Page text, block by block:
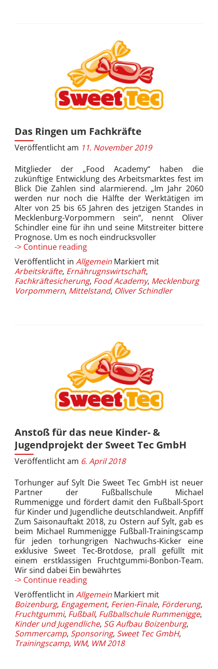
Das Ringen um Fachkräfte
Veröffentlicht am 11. November 2019
Mitglieder der „Food Academy“ haben die
zukünftige Entwicklung des Arbeitsmarktes fest im
Blick Die Zahlen sind alarmierend. „Im Jahr 2060
werden nur noch die Hälfte der Werktätigen im
Alter von 25 bis 65 Jahren des jetzigen Standes in
Mecklenburg-Vorpommern sein“, nennt Oliver
Schindler eine für ihn und seine Mitstreiter bittere
Prognose. Um es noch eindrucksvoller
-> Continue readingDas
Ringen
um
Fachkräfte
Veröffentlicht in Allgemein Markiert mit
Arbeitskräfte, Ernährugnswirtschaft,
Fachkräftesicherung, Food Academy, Mecklenburg
Vorpommern, Mittelstand, Oliver Schindler
Anstoß für das neue Kinder- &
Jugendprojekt der Sweet Tec GmbH
Veröffentlicht am 6. April 2018
Torhunger auf Sylt Die Sweet Tec GmbH ist neuer
Partner der Fußballschule Michael
Rummenigge und fördert damit den Fußball-Sport
für Kinder und Jugendliche deutschlandweit. Anpfiff
Zum Saisonauftakt 2018, zu Ostern auf Sylt, gab es
beim Michael Rummenigge Fußball-Trainingscamp
für jeden torhungrigen Nachwuchs-Kicker eine
exklusive Sweet Tec-Brotdose, prall gefüllt mit
einem erstklassigen Fruchtgummi-Bonbon-Team.
Wir sind dabei Ein bewährtes
-> Continue readingAnstoß
das
neue
Kinder-
&
Jugendprojekt
der
Veröffentlicht in Allgemein Markiert mit
Boizenburg, Engagement, Ferien-Finale, Förderung,
Fruchtgummi, Fußball, Fußballschule Rummenigge,
Kinder und Jugendliche, SG Aufbau Boizenburg,
Sommercamp, Sponsoring, Sweet Tec GmbH,
Trainingscamp, WM, WM 2018